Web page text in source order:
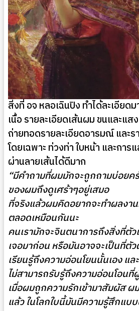
สิ่งที่ อจ หลอเฉินปิง ทำได้ละเอียด
เนื้อ รายละเอียดเส้นผม ขนและแส
ถ่ายทอดรายละเอียดอารมณ์ และร
โดยเฉพาะ ท่วงท่า ใบหน้า และกา
ผ่านลายเส้นได้ดีมาก
“มีคำถามที่ผมมักจะถูกถามบ่อยค
ของผมถึงดูเศร้าๆอยู่เสมอ
ที่จริงแล้วผมคิดอยากจะทำผลงา
ตลอดเหมือนกันนะ
คนเรามักจะจินตนาการถึงสิ่งที่ตัว
เจอมาก่อน หรือมันอาจจะเป็นที่ตั
เรียนรู้ถึงความอ่อนโยนนั้นเอง แ
ไม่สามารถรับรู้ถึงความอ่อนโอน
เมื่อผมถูกความรักเข้ามาสัมผัส ผ
แล้ว ในโลกใบนี้มันมีความรู้สึกแบ